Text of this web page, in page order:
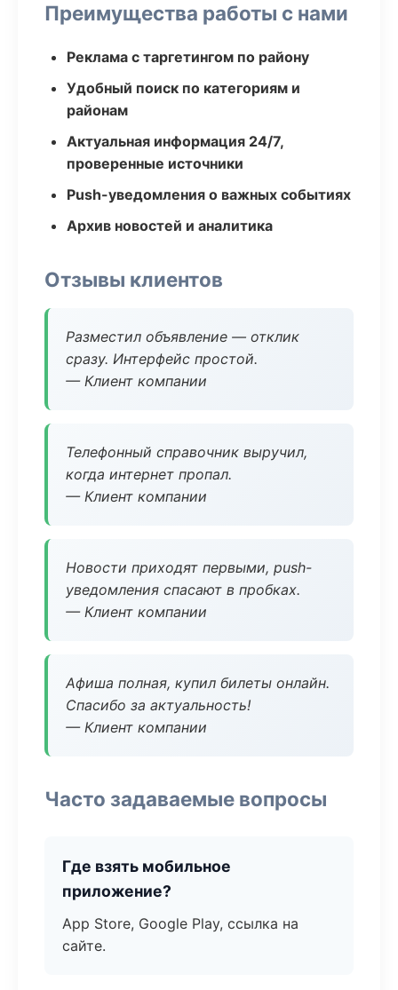
Преимущества работы с нами
Реклама с таргетингом по району
Удобный поиск по категориям и
районам
Актуальная информация 24/7,
проверенные источники
Push-уведомления о важных событиях
Архив новостей и аналитика
Отзывы клиентов
Разместил объявление — отклик
сразу. Интерфейс простой.
— Клиент компании
Телефонный справочник выручил,
когда интернет пропал.
— Клиент компании
Новости приходят первыми, push-
уведомления спасают в пробках.
— Клиент компании
Афиша полная, купил билеты онлайн.
Спасибо за актуальность!
— Клиент компании
Часто задаваемые вопросы
Где взять мобильное
приложение?
App Store, Google Play, ссылка на
сайте.